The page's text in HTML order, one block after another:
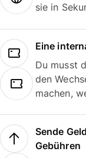
sie in
Eine
Du musst
den
machen,
Sende
Gebühren